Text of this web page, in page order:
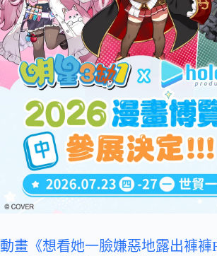
動畫《想看她一臉嫌惡地露出褲褲